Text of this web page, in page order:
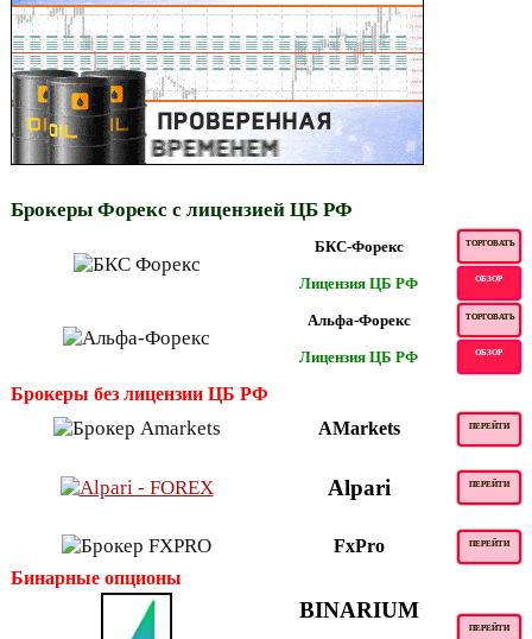
Брокеры Форекс с лицензией ЦБ РФ
БКС-Форекс ТОРГОВАТЬ
Лицензия ЦБ РФ ОБЗОР
Альфа-Форекс ТОРГОВАТЬ
Лицензия ЦБ РФ ОБЗОР
Брокеры без лицензии ЦБ РФ
AMarkets
ПЕРЕЙТИ
Alpari ПЕРЕЙТИ
FxPro ПЕРЕЙТИ
Бинарные опционы
BINARIUM
ПЕРЕЙТИ